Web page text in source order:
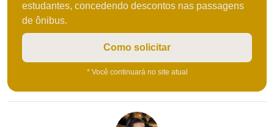
estudantes, concedendo descontos nas passagens
de ônibus.
Como solicitar
* Você continuará no site atual